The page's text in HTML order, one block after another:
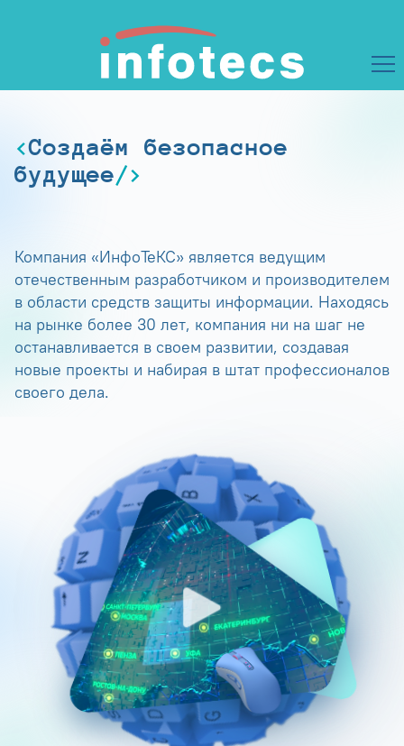
Создаём безопасное
будущее
Компания «ИнфоТеКС» является ведущим
отечественным разработчиком и производителем
в области средств защиты информации. Находясь
на рынке более 30 лет, компания ни на шаг не
останавливается в своем развитии, создавая
новые проекты и набирая в штат профессионалов
своего дела.